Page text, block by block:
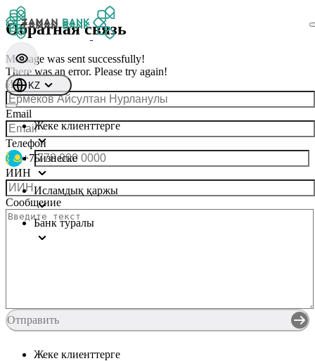
KZ
Жеке клиенттерге
Бизнеске
Исламдық қаржы
Банк туралы
Обратная связь
Message was sent successfully!
There was an error. Please try again!
Имя
Email
Телефон
+7
ИИН
Сообщение
Отправить
Жеке клиенттерге